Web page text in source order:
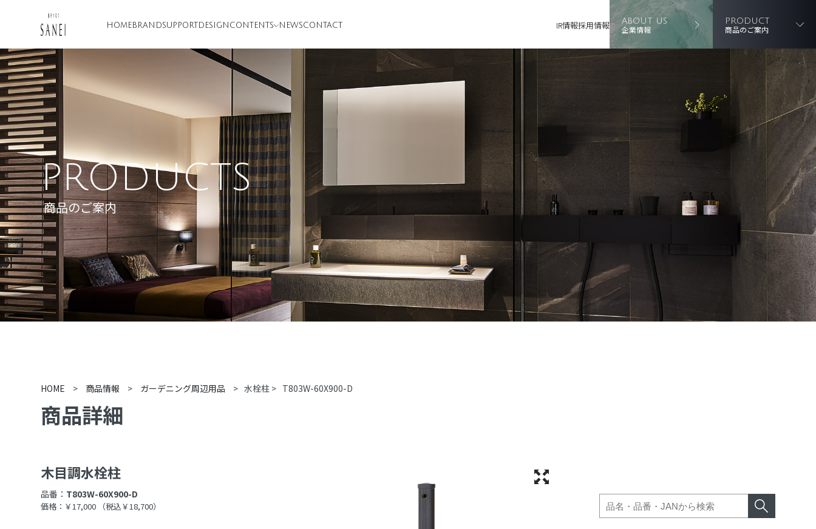
HOME BRANDSUPPORT DESIGN CONTENTS NEWSCONTACT IR情報採用情報 ABOUT US
企業情報
PRODUCT
商品のご案内
PRODUCTS
商品のご案内
HOME > 商品情報 > ガーデニング周辺用品 > 水栓柱 > T803W-60X900-D
商品詳細
木目調水栓柱
品番： T803W-60X900-D
価格：￥17,000 （税込￥18,700）